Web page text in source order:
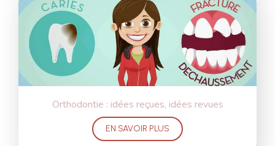
Orthodontie : idées reçues, idées revues
EN SAVOIR PLUS